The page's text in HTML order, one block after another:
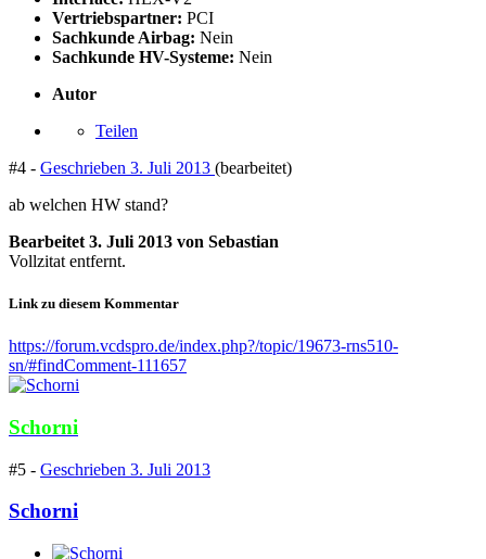
Vertriebspartner: PCI
Sachkunde Airbag: Nein
Sachkunde HV-Systeme: Nein
Autor
Teilen
#4 - Geschrieben 3. Juli 2013 (bearbeitet)
ab welchen HW stand?
Bearbeitet 3. Juli 2013 von Sebastian
Vollzitat entfernt.
Link zu diesem Kommentar
https://forum.vcdspro.de/index.php?/topic/19673-rns510-
sn/#findComment-111657
Schorni
#5 - Geschrieben 3. Juli 2013
Schorni